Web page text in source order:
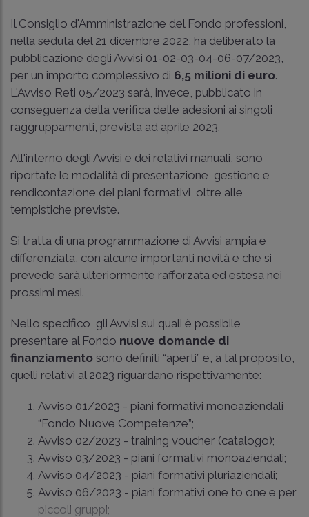
Il Consiglio d'Amministrazione del Fondo professioni,
nella seduta del 21 dicembre 2022, ha deliberato la
pubblicazione degli Avvisi 01-02-03-04-06-07/2023,
per un importo complessivo di 6,5 milioni di euro.
L'Avviso Reti 05/2023 sarà, invece, pubblicato in
conseguenza della verifica delle adesioni ai singoli
raggruppamenti, prevista ad aprile 2023.
All'interno degli Avvisi e dei relativi manuali, sono
riportate le modalità di presentazione, gestione e
rendicontazione dei piani formativi, oltre alle
tempistiche previste.
Si tratta di una programmazione di Avvisi ampia e
differenziata, con alcune importanti novità e che si
prevede sarà ulteriormente rafforzata ed estesa nei
prossimi mesi.
Nello specifico, gli Avvisi sui quali è possibile
presentare al Fondo nuove domande di
finanziamento sono definiti “aperti” e, a tal proposito,
quelli relativi al 2023 riguardano rispettivamente:
Avviso 01/2023 - piani formativi monoaziendali
“Fondo Nuove Competenze”;
Avviso 02/2023 - training voucher (catalogo);
Avviso 03/2023 - piani formativi monoaziendali;
Avviso 04/2023 - piani formativi pluriaziendali;
Avviso 06/2023 - piani formativi one to one e per
piccoli gruppi;